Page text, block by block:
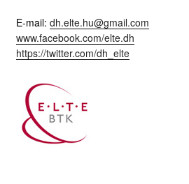
E-mail: dh.elte.hu@gmail.com
www.facebook.com/elte.dh
https://twitter.com/dh_elte